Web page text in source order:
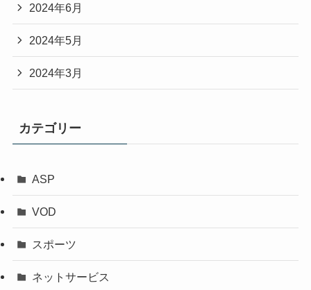
2024年6月
2024年5月
2024年3月
カテゴリー
ASP
VOD
スポーツ
ネットサービス